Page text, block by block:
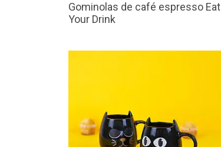
Gominolas de café espresso Eat
Your Drink